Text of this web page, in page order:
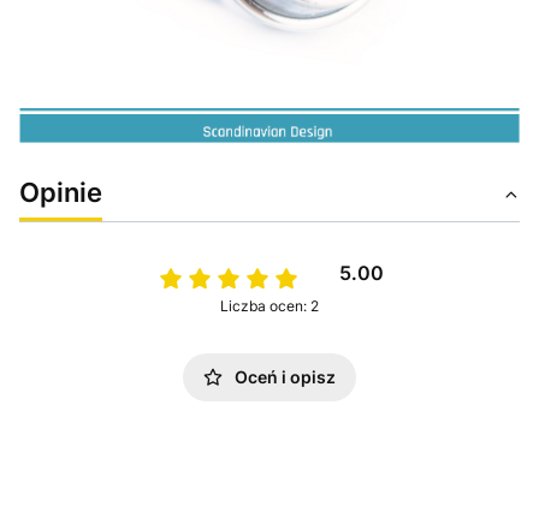
Opinie
5.00
Liczba ocen: 2
Oceń i opisz